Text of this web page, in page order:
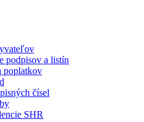
podpisov a listín
poplatkov
čísel
SHR